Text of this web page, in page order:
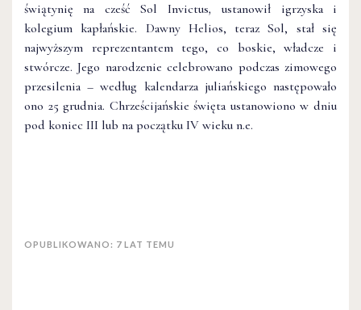
świątynię na cześć Sol Invictus,ustanowił igrzyska i
kolegium kapłańskie. Dawny Helios, teraz Sol, stał się
najwyższym reprezentantem tego, co boskie, władcze i
stwórcze. Jego narodzenie celebrowano podczas zimowego
przesilenia – według kalendarza juliańskiego następowało
ono 25 grudnia. Chrześcijańskie święta ustanowiono w dniu
pod koniec III lub na początku IV wieku n.e.
OPUBLIKOWANO: 7 LAT TEMU